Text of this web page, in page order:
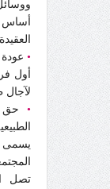
أساس
العقيدة.
• عودة
أول
لآجال
• حق
تصل